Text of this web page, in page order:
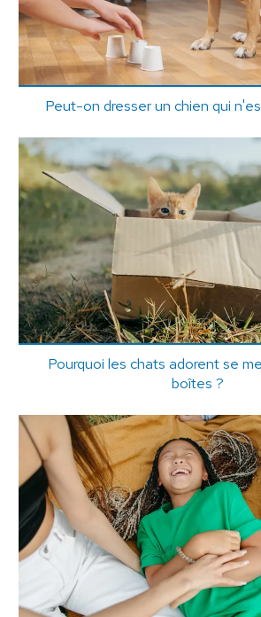
Peut-on dresser un chien qui
Pourquoi les chats adorent se
boîtes ?